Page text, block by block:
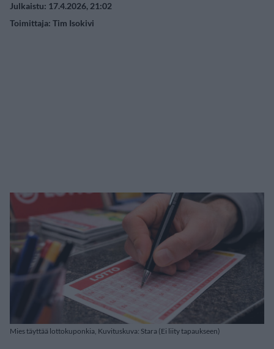
Julkaistu: 17.4.2026, 21:02
Toimittaja: Tim Isokivi
Mies täyttää lottokuponkia, Kuvituskuva: Stara (Ei liity tapaukseen)